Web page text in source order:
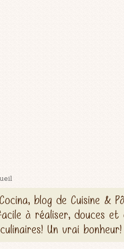
blog de Cuisine &
à réaliser, douces et
Un vrai bonheur!